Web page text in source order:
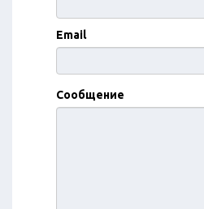
Email
Сообщение